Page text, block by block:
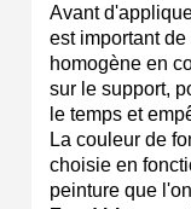
Avant
est important
homogène en
sur le support,
le temps et
La couleur de
choisie en
peinture que